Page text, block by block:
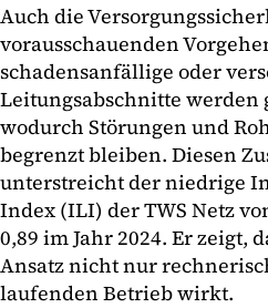
Auch die
vorausschauenden
schadensanfällige oder
Leitungsabschnitte werden
wodurch Störungen und
begrenzt bleiben. Diesen
unterstreicht der niedrige
Index (ILI) der TWS Netz
0,89 im Jahr 2024. Er zeigt,
Ansatz nicht nur
laufenden Betrieb wirkt.